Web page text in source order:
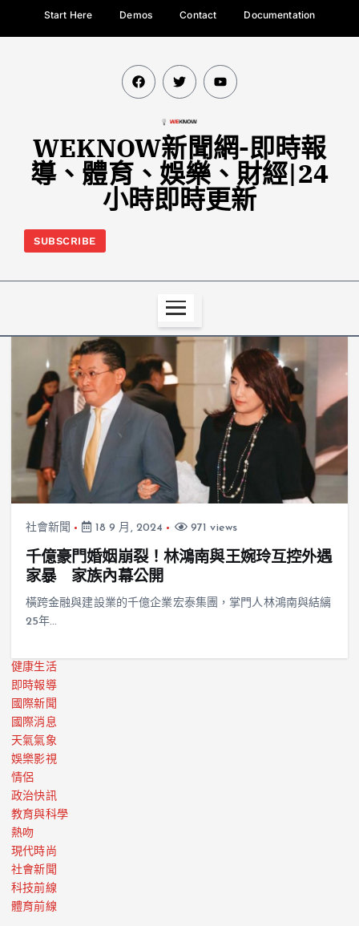
Start Here Demos Contact Documentation
WEKNOW新聞網-即時報
導、體育、娛樂、財經|24
小時即時更新
SUBSCRIBE
社會新聞 18 9 月, 2024 971 views
千億豪門婚姻崩裂！林鴻南與王婉玲互控外遇
家暴 家族內幕公開
橫跨金融與建設業的千億企業宏泰集團，掌門人林鴻南與結縭
25年…
健康生活
即時報導
國際新聞
國際消息
天氣氣象
娛樂影視
情侶
政治快訊
教育與科學
熱吻
現代時尚
社會新聞
科技前線
體育前線